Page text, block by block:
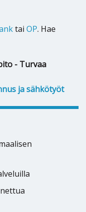
tai OP. Hae
- Turvaa
ja sähkötyöt